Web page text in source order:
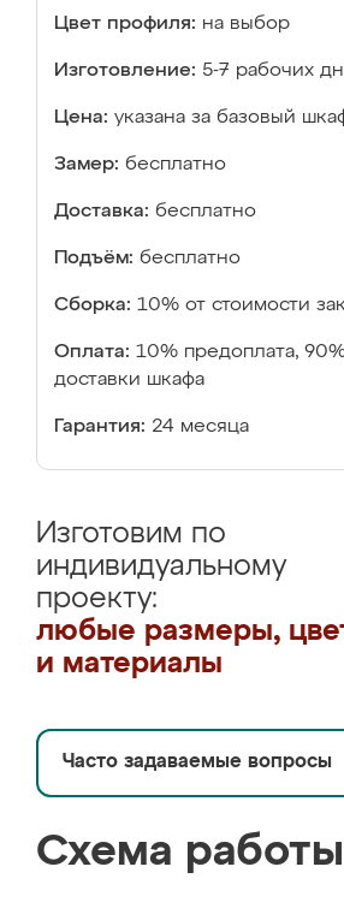
Цвет профиля: на выбор
Изготовление: 5-7 рабочих
Цена: указана за базовый
Замер: бесплатно
Доставка: бесплатно
Подъём: бесплатно
Сборка: 10% от стоимости
Оплата: 10% предоплата,
доставки шкафа
Гарантия: 24 месяца
Изготовим по
индивидуальному
проекту:
любые размеры,
и материалы
Часто задаваемые вопросы
Схема работы